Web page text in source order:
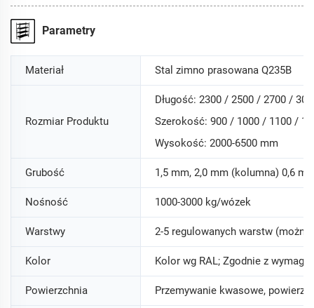
Parametry
Materiał Stal zimno prasowana Q235B
Rozmiar Produktu
Długość: 2300 / 2500 / 2700 /
Szerokość: 900 / 1000 / 1100 /
Wysokość: 2000-6500 mm
Grubość 1,5 mm, 2,0 mm (kolumna) 0,6
Nośność 1000-3000 kg/wózek
Warstwy 2-5 regulowanych warstw
Kolor Kolor wg RAL; Zgodnie z
Powierzchnia Przemywanie kwasowe,